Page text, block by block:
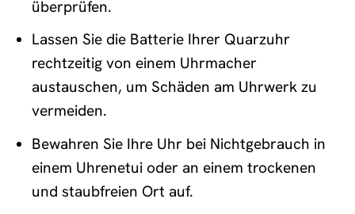
überprüfen.
Lassen Sie die Batterie Ihrer Quarzuhr
rechtzeitig von einem Uhrmacher
austauschen, um Schäden am Uhrwerk zu
vermeiden.
Bewahren Sie Ihre Uhr bei Nichtgebrauch in
einem Uhrenetui oder an einem trockenen
und staubfreien Ort auf.